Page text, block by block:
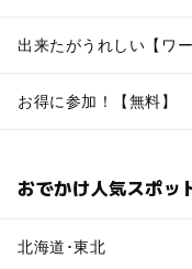
出来たがうれしい【ワ
お得に参加！【無料】
おでかけ人気スポッ
北海道･東北